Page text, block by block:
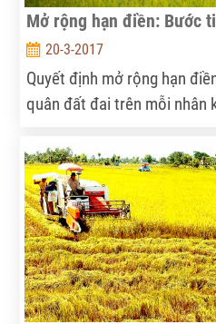
Mở rộng hạn điền: Bước
20-3-2017
Quyết định mở rộng hạn
quân đất đai trên mỗi nhân
nước.